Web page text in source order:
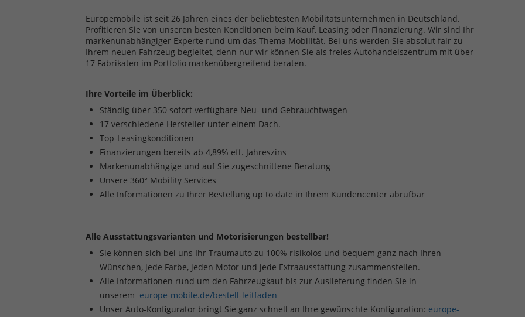
Europemobile ist seit 26 Jahren eines der beliebtesten Mobilitätsunternehmen in Deutschland.
Profitieren Sie von unseren besten Konditionen beim Kauf, Leasing oder Finanzierung. Wir sind Ihr
markenunabhängiger Experte rund um das Thema Mobilität. Bei uns werden Sie absolut fair zu
Ihrem neuen Fahrzeug begleitet, denn nur wir können Sie als freies Autohandelszentrum mit über
17 Fabrikaten im Portfolio markenübergreifend beraten.
Ihre Vorteile im Überblick:
Ständig über 350 sofort verfügbare Neu- und Gebrauchtwagen
17 verschiedene Hersteller unter einem Dach.
Top-Leasingkonditionen
Finanzierungen bereits ab 4,89% eff. Jahreszins
Markenunabhängige und auf Sie zugeschnittene Beratung
Unsere 360° Mobility Services
Alle Informationen zu Ihrer Bestellung up to date in Ihrem Kundencenter abrufbar
Alle Ausstattungsvarianten und Motorisierungen bestellbar!
Sie können sich bei uns Ihr Traumauto zu 100% risikolos und bequem ganz nach Ihren
Wünschen, jede Farbe, jeden Motor und jede Extraausstattung zusammenstellen.
Alle Informationen rund um den Fahrzeugkauf bis zur Auslieferung finden Sie in
unserem europe-mobile.de/bestell-leitfaden
Unser Auto-Konfigurator bringt Sie ganz schnell an Ihre gewünschte Konfiguration: europe-